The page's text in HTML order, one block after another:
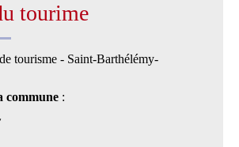
tourime
tourisme - Saint-Barthélémy-
commune :